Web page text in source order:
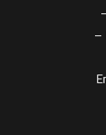
–